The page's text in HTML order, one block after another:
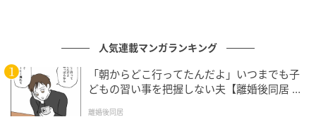
人気連載マンガランキング
「朝からどこ行ってたんだよ」いつまでも子
どもの習い事を把握しない夫【離婚後同居 Vo
離婚後同居